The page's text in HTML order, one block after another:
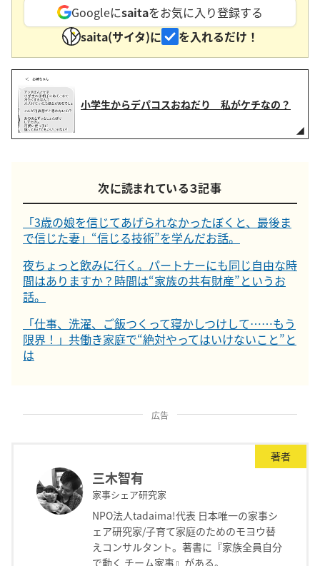
Googleにsaitaをお気に入り登録する
saita(サイタ)に
を入れるだけ！
小学生からデパコスおねだり 私がケチなの？
次に読まれている３記事
「3歳の娘を信じてあげられなかったぼくと、最後ま
で信じた妻」“信じる技術”を学んだお話。
夜ちょっと飲みに行く。パートナーにも同じ自由な時
間はありますか？時間は“家族の共有財産”というお
話。
「仕事、洗濯、ご飯つくって寝かしつけして……もう
限界！」共働き家庭で“絶対やってはいけないこと”と
は
広告
著者
三木智有
家事シェア研究家
NPO法人tadaima!代表 日本唯一の家事シ
ェア研究家/子育て家庭のためのモヨウ替
えコンサルタント。著書に『家族全員自分
で動く チーム家事』がある。